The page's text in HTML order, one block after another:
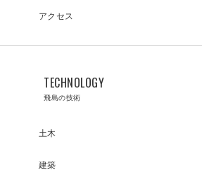
アクセス
TECHNOLOGY
飛島の技術
土木
建築